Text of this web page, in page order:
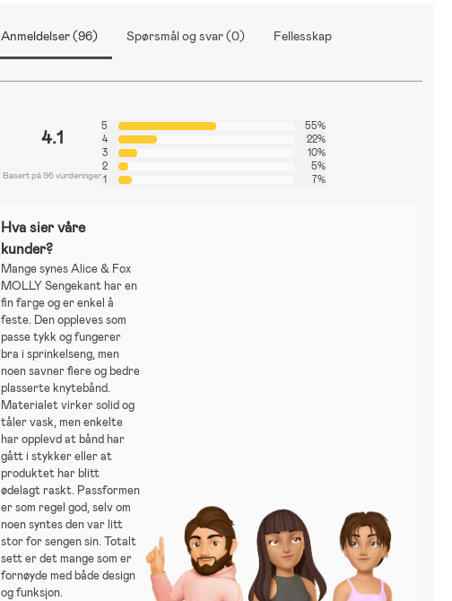
Anmeldelser (96) Spørsmål og svar (0) Fellesskap
4.1
Basert på 96 vurderinger
5
55%
4
22%
3
10%
2
5%
1
7%
Hva sier våre
kunder?
Mange synes Alice & Fox
MOLLY Sengekant har en
fin farge og er enkel å
feste. Den oppleves som
passe tykk og fungerer
bra i sprinkelseng, men
noen savner flere og bedre
plasserte knytebånd.
Materialet virker solid og
tåler vask, men enkelte
har opplevd at bånd har
gått i stykker eller at
produktet har blitt
ødelagt raskt. Passformen
er som regel god, selv om
noen syntes den var litt
stor for sengen sin. Totalt
sett er det mange som er
fornøyde med både design
og funksjon.